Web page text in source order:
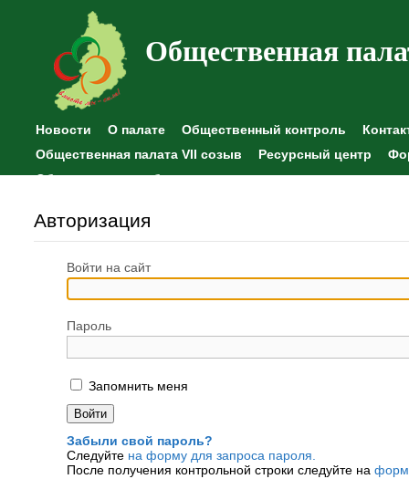
Общественная
Новости О палате Общественный контроль
Общественная палата VII созыв
Ресурсный центр
Общественные наблюдения
Авторизация
Войти на сайт
Пароль
Запомнить меня
Забыли свой пароль?
Следуйте на форму для запроса пароля.
После получения контрольной строки следуйте на